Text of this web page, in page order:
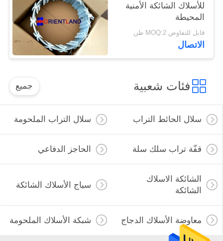
للأسلاك الشائكة الأمنية
المحيطة
قابل للتفاوض MOQ:2 طن
الاتصال
فئات شعبية جميع
سلال الحائط التراب سلال التراب الملحومة
قفّة تراب سلك سلة الحاجز الدفاعي
الشائكة الاسلاك
الشائكة
سياج الأسلاك الشائكة
معاوضة الأسلاك الدجاج شبكة الأسلاك الملحومة